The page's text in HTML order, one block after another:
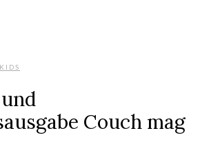
KIDS
Couch mag